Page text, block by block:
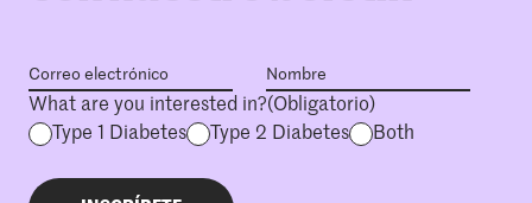
What are you interested in?(Obligatorio)
Type 1 Diabetes
Type 2 Diabetes Both